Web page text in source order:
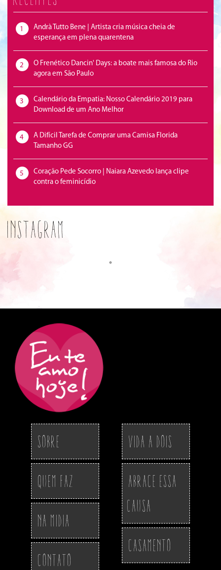
1
Andrà Tutto Bene | Artista cria música cheia de
esperança em plena quarentena
2
O Frenético Dancin' Days: a boate mais famosa do Rio
agora em São Paulo
3
Calendário da Empatia: Nosso Calendário 2019 para
Download de um Ano Melhor
4
A Difícil Tarefa de Comprar uma Camisa Florida
Tamanho GG
5
Coração Pede Socorro | Naiara Azevedo lança clipe
contra o feminicídio
Instagram
Sobre
Quem Faz
Na Midia
Contato
Vida a Dois
Abrace essa
Causa
Casamento